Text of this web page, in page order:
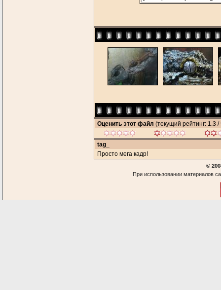
Оценить этот файл (текущий рейтинг: 1.3 /
tag_
Просто мега кадр!
©
При использовании материалов